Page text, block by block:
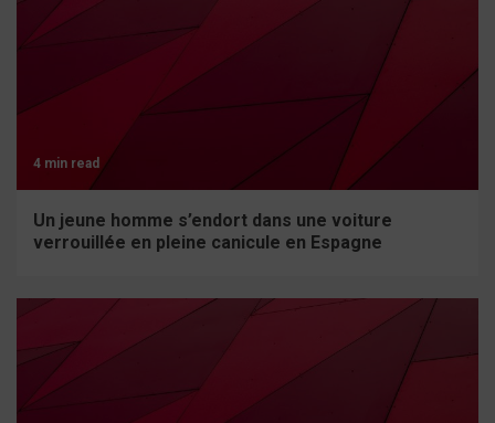
4 min read
Un jeune homme s’endort dans une voiture
verrouillée en pleine canicule en Espagne